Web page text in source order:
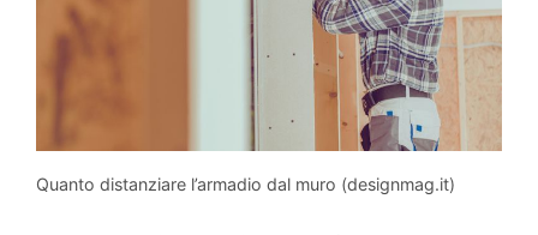
Quanto distanziare l’armadio dal muro (designmag.it)